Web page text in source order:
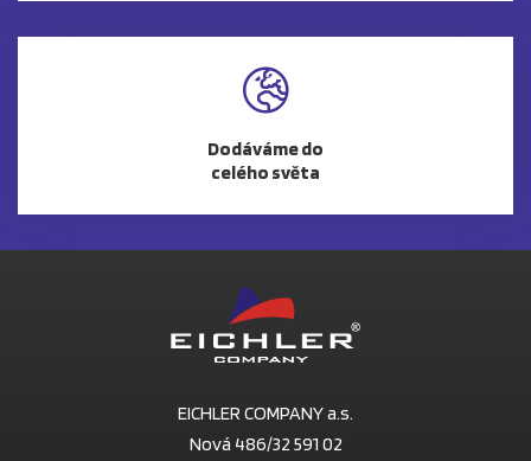
Dodáváme do
celého světa
EICHLER COMPANY a.s.
Nová 486/32 591 02